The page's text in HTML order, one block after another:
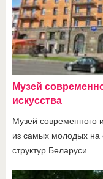
Музей
искусства
Музей современного
из самых молодых на
структур Беларуси.